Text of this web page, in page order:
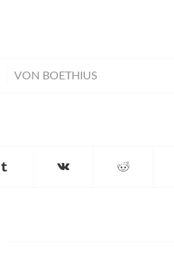
VON BOETHIUS